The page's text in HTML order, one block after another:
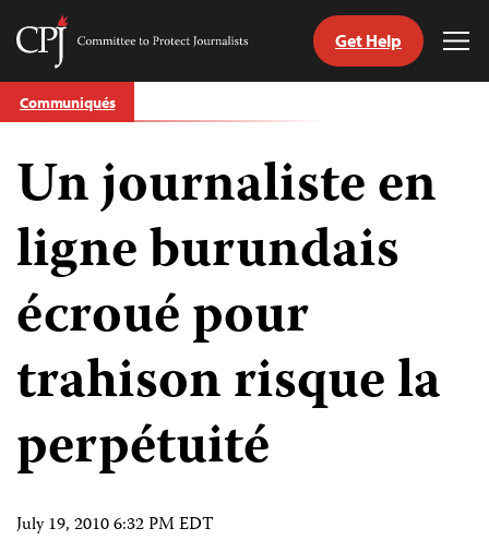
Skip
to
Committee
Journalists
Get Help
Communiqués
Un journaliste en
ligne burundais
écroué pour
trahison risque la
perpétuité
July 19, 2010 6:32 PM EDT